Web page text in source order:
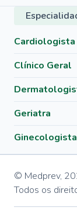
Cardiologista
Clínico Geral
Geriatra
Ginecologista
© Medprev,
Todos os